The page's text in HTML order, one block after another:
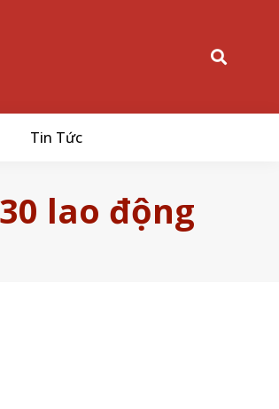
Tin Tức
lao động